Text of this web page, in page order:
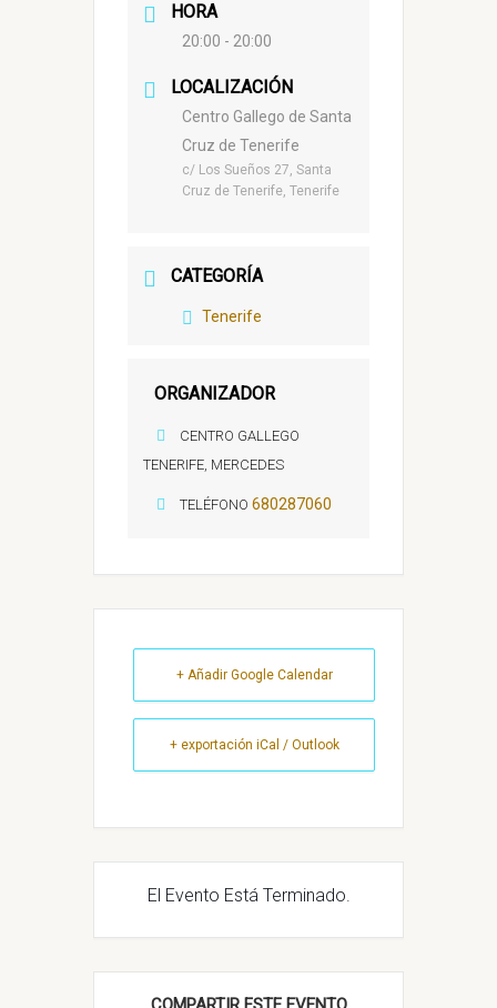
HORA
20:00 - 20:00
LOCALIZACIÓN
Centro Gallego de Santa
Cruz de Tenerife
c/ Los Sueños 27, Santa
Cruz de Tenerife, Tenerife
CATEGORÍA
Tenerife
ORGANIZADOR
CENTRO GALLEGO
TENERIFE, MERCEDES
TELÉFONO 680287060
+ Añadir Google Calendar
+ exportación iCal / Outlook
El Evento Está Terminado.